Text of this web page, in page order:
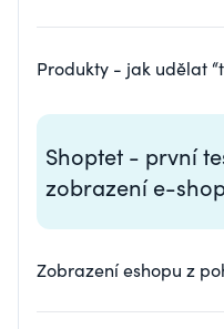
Produkty - jak udělat
Shoptet - první
zobrazení e-
Zobrazení eshopu z